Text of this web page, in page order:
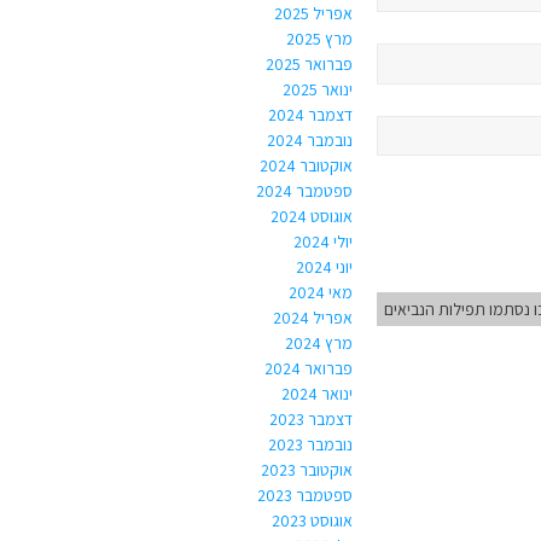
נסתמו תפילות הנביאים
אפריל 2025
מרץ 2025
פברואר 2025
ינואר 2025
דצמבר 2024
נובמבר 2024
אוקטובר 2024
ספטמבר 2024
אוגוסט 2024
יולי 2024
יוני 2024
מאי 2024
אפריל 2024
מרץ 2024
פברואר 2024
ינואר 2024
דצמבר 2023
נובמבר 2023
אוקטובר 2023
ספטמבר 2023
אוגוסט 2023